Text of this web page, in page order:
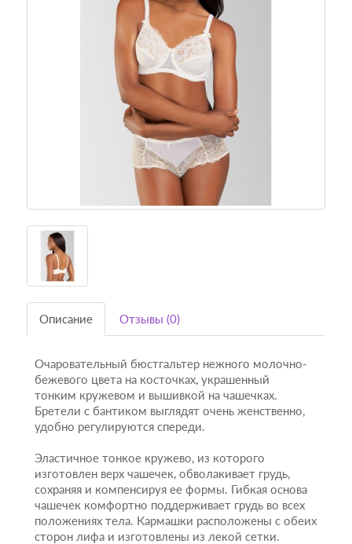
Описание Отзывы (0)
Очаровательный бюстгальтер нежного молочно-
бежевого цвета на косточках, украшенный
тонким кружевом и вышивкой на чашечках.
Бретели с бантиком выглядят очень женственно,
удобно регулируются спереди.
Эластичное тонкое кружево, из которого
изготовлен верх чашечек, обволакивает грудь,
сохраняя и компенсируя ее формы. Гибкая основа
чашечек комфортно поддерживает грудь во всех
положениях тела. Кармашки расположены с обеих
сторон лифа и изготовлены из лекой сетки.